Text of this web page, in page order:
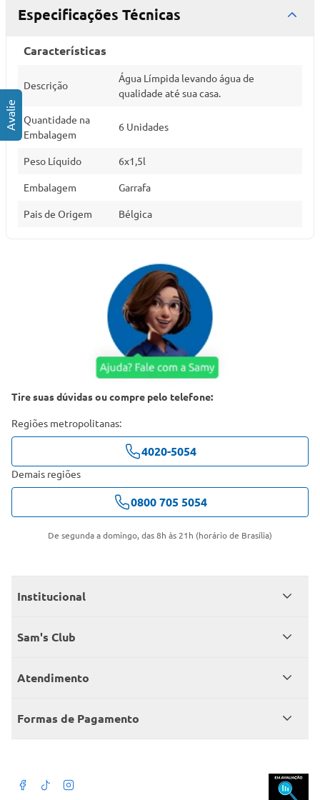
Especificações Técnicas
Características
Descrição
Água Límpida levando água de
qualidade até sua casa.
Quantidade na
Embalagem
6 Unidades
Peso Líquido 6x1,5l
Embalagem Garrafa
Pais de Origem Bélgica
Tire suas dúvidas ou compre pelo telefone:
Regiões metropolitanas:
4020-5054
Demais regiões
0800 705 5054
De segunda a domingo, das 8h às 21h (horário de Brasília)
Institucional
Quem somos
Encontre um Clube
Sam's Club
Seja sócio
Member’s Mark
Atendimento
Fale conosco
Atendimento em libras
Formas de Pagamento